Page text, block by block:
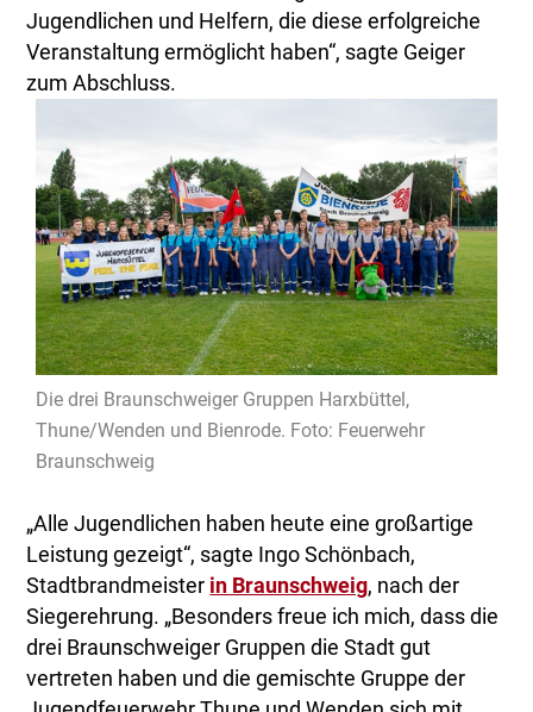
Jugendlichen und Helfern, die diese erfolgreiche
Veranstaltung ermöglicht haben“, sagte Geiger
zum Abschluss.
Die drei Braunschweiger Gruppen Harxbüttel,
Thune/Wenden und Bienrode. Foto: Feuerwehr
Braunschweig
„Alle Jugendlichen haben heute eine großartige
Leistung gezeigt“, sagte Ingo Schönbach,
Stadtbrandmeister in Braunschweig, nach der
Siegerehrung. „Besonders freue ich mich, dass die
drei Braunschweiger Gruppen die Stadt gut
vertreten haben und die gemischte Gruppe der